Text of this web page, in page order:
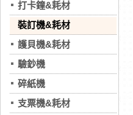
打卡鐘&耗材
裝訂機&耗材
護貝機&耗材
驗鈔機
碎紙機
支票機&耗材